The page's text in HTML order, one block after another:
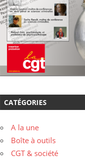
CATÉGORIES
A la une
Boîte à outils
CGT & société